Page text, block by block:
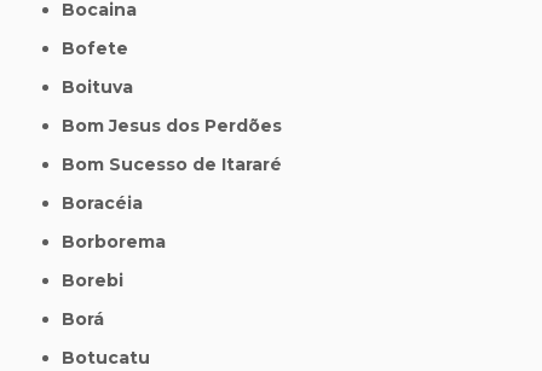
Bocaina
Bofete
Boituva
Bom Jesus dos Perdões
Bom Sucesso de Itararé
Boracéia
Borborema
Borebi
Borá
Botucatu